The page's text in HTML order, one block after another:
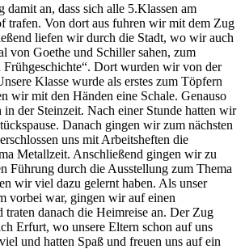
an, dass sich alle 5.Klassen am
trafen. Von dort aus fuhren wir mit dem Zug
liefen wir durch die Stadt, wo wir auch
von Goethe und Schiller sahen, zum
Dort wurden wir von der
Klasse wurde als erstes zum Töpfern
wir mit den Händen eine Schale. Genauso
in der Steinzeit. Nach einer Stunde hatten wir
Danach gingen wir zum nächsten
uns mit Arbeitsheften die
Metallzeit. Anschließend gingen wir zu
Führung durch die Ausstellung zum Thema
wir viel dazu gelernt haben. Als unser
vorbei war, gingen wir auf einen
traten danach die Heimreise an. Der Zug
Erfurt, wo unsere Eltern schon auf uns
und hatten Spaß und freuen uns auf ein